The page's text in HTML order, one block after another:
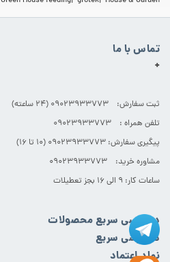
تماس با ما
+
ثبت سفارش: 09023933773 (۲۴ ساعته)
تلفن همراه : 09023933773
پیگیری سفارش: 09023933773 (۱۰ تا ۱۶)
مشاوره خرید: 09023933773
ساعات کار: ۹ الی ۱۶ بجز تعطیلات
دسترسی سریع محصولات
دسترسی سریع
نماد اعتماد